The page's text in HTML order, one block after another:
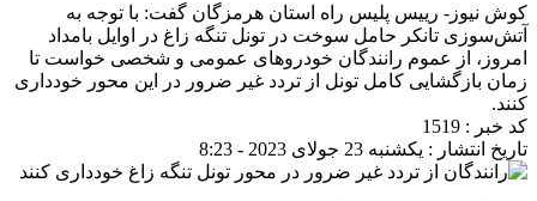
کوش نیوز- رییس پلیس راه استان هرمزگان گفت:‌ با توجه به
آتش‌سوزی تانکر حامل سوخت در تونل تنگه زاغ در اوایل بامداد
امروز، از عموم رانندگان خودروهای عمومی و شخصی خواست تا
زمان بازگشایی کامل تونل از تردد غیر ضرور در این محور خودداری
کنند.
کد خبر : 1519
تاریخ انتشار : یکشنبه 23 جولای 2023 - 8:23